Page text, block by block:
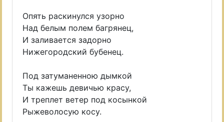
Опять раскинулся узорно
Над белым полем багрянец,
И заливается задорно
Нижегородский бубенец.
Под затуманенною дымкой
Ты кажешь девичью красу,
И треплет ветер под косынкой
Рыжеволосую косу.